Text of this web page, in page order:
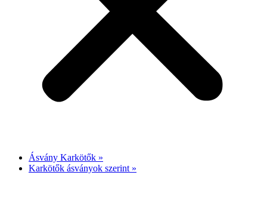
Ásvány Karkötők »
Karkötők ásványok szerint »